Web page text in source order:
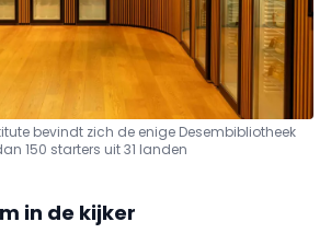
bevindt zich de enige Desembibliotheek
150 starters uit 31 landen
in de kijker